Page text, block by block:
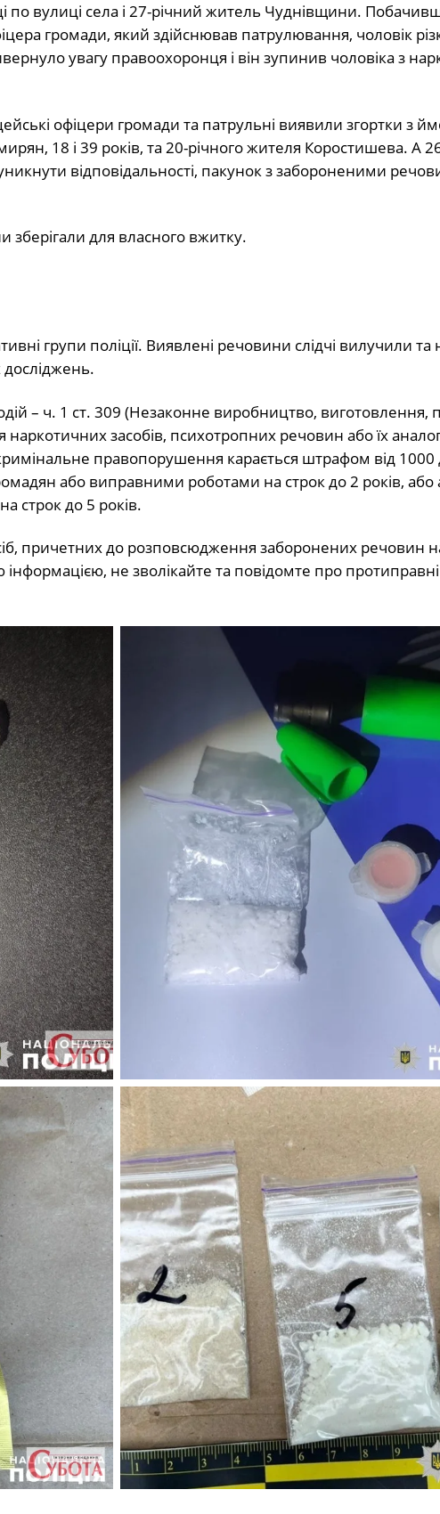
по вулиці села і 27-річний житель Чуднівщини.
громади, який здійснював патрулювання, чоловік
увагу правоохоронця і він зупинив чоловіка з
офіцери громади та патрульні виявили згортки з
18 і 39 років, та 20-річного жителя Коростишева. А
відповідальності, пакунок з забороненими
зберігали для власного вжитку.
групи поліції. Виявлені речовини слідчі вилучили
– ч. 1 ст. 309 (Незаконне виробництво, виготовлення,
засобів, психотропних речовин або їх
правопорушення карається штрафом від 1000
або виправними роботами на строк до 2 років,
строк до 5 років.
причетних до розповсюдження заборонених речовин
не зволікайте та повідомте про